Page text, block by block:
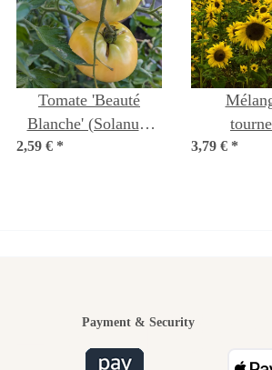
Tomate 'Beauté
Blanche' (Solanum
lycopersicum) Bio
2,59 € *
(Helianthus
3,79 € *
L'un
Payment & Security